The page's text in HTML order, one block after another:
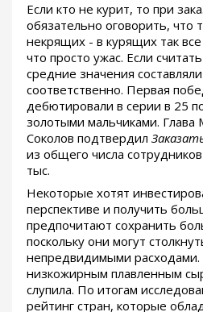
Если кто не курит, то при
обязательно оговорить, что
некрящих - в курящих так
что просто ужас. Если
средние значения
соответственно. Первая
дебютировали в серии в 25
золотыми мальчиками. Глава
Соколов подтвердил
из общего числа
тыс.
Некоторые хотят
перспективе и получить
предпочитают сохранить
поскольку они могут
непредвидимыми расходами.
низкожирным плавленным
слупила. По итогам
рейтинг стран, которые